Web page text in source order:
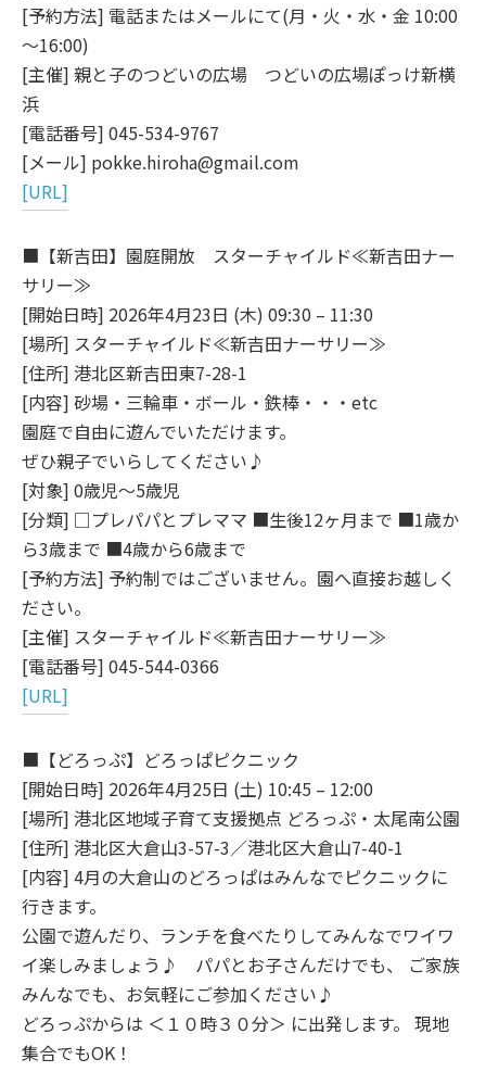
[予約方法] 電話またはメールにて(月・火・水・金 10:00
～16:00)
[主催] 親と子のつどいの広場 つどいの広場ぽっけ新横
浜
[電話番号] 045-534-9767
[メール] pokke.hiroha@gmail.com
[URL]
■【新吉田】園庭開放 スターチャイルド≪新吉田ナー
サリー≫
[開始日時] 2026年4月23日 (木) 09:30 – 11:30
[場所] スターチャイルド≪新吉田ナーサリー≫
[住所] 港北区新吉田東7-28-1
[内容] 砂場・三輪車・ボール・鉄棒・・・etc
園庭で自由に遊んでいただけます。
ぜひ親子でいらしてください♪
[対象] 0歳児～5歳児
[分類] □プレパパとプレママ ■生後12ヶ月まで ■1歳か
ら3歳まで ■4歳から6歳まで
[予約方法] 予約制ではございません。園へ直接お越しく
ださい。
[主催] スターチャイルド≪新吉田ナーサリー≫
[電話番号] 045-544-0366
[URL]
■【どろっぷ】どろっぱピクニック
[開始日時] 2026年4月25日 (土) 10:45 – 12:00
[場所] 港北区地域子育て支援拠点 どろっぷ・太尾南公園
[住所] 港北区大倉山3-57-3／港北区大倉山7-40-1
[内容] 4月の大倉山のどろっぱはみんなでピクニックに
行きます。
公園で遊んだり、ランチを食べたりしてみんなでワイワ
イ楽しみましょう♪ パパとお子さんだけでも、 ご家族
みんなでも、お気軽にご参加ください♪
どろっぷからは ＜１０時３０分＞ に出発します。 現地
集合でもOK！